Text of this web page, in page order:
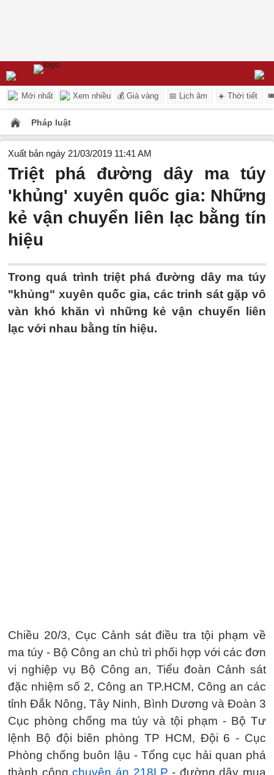
Mới nhất Xem nhiều 💰 Giá vàng 📅 Lịch âm ☀️ Thời tiết
Pháp luật
Xuất bản ngày 21/03/2019 11:41 AM
Triệt phá đường dây ma túy
'khủng' xuyên quốc gia: Những
kẻ vận chuyển liên lạc bằng tín
hiệu
Trong quá trình triệt phá đường dây ma túy
"khủng" xuyên quốc gia, các trinh sát gặp vô
vàn khó khăn vì những kẻ vận chuyển liên
lạc với nhau bằng tín hiệu.
Chiều 20/3, Cục Cảnh sát điều tra tội phạm về
ma túy - Bộ Công an chủ trì phối hợp với các đơn
vị nghiệp vụ Bộ Công an, Tiểu đoàn Cảnh sát
đặc nhiệm số 2, Công an TP.HCM, Công an các
tỉnh Đắk Nông, Tây Ninh, Bình Dương và Đoàn 3
Cục phòng chống ma túy và tội phạm - Bộ Tư
lệnh Bộ đội biên phòng TP HCM, Đội 6 - Cục
Phòng chống buôn lậu - Tổng cục hải quan phá
thành côngchuyên án 218LP - đường dây mua